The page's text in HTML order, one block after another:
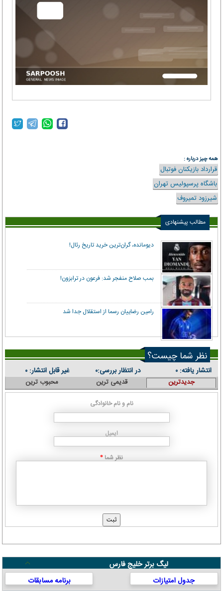
همه چیز درباره :
قرارداد بازیکنان فوتبال
باشگاه پرسپولیس تهران
شیرزود تمیروف
مطالب پیشنهادی
دیومانده، گران‌ترین خرید تاریخ رئال!
بمب صلاح منفجر شد: فرعون در ترابزون!
رامین رضاییان رسما از استقلال جدا شد
نظر شما چیست؟
انتشار یافته: ۰ در انتظار بررسی:۰ غیر قابل انتشار: ۰
جدیدترین قدیمی ترین محبوب ترین
نام و نام خانوادگی
ایمیل
نظر شما *
لیگ برتر خلیج فارس
جدول امتیازات
برنامه مسابقات